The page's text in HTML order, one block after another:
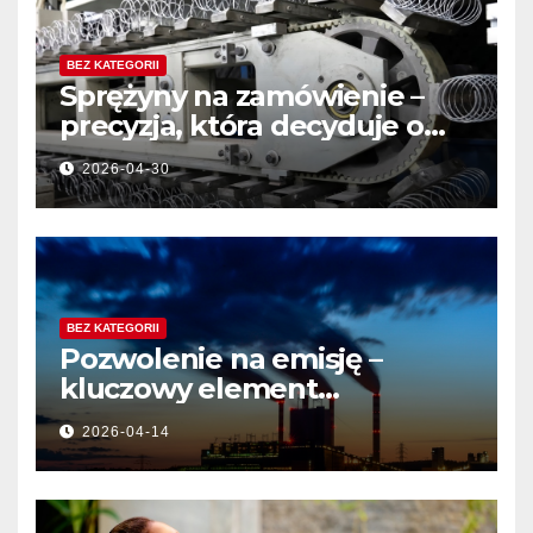
BEZ KATEGORII
Sprężyny na zamówienie –
precyzja, która decyduje o
jakości produktu
2026-04-30
BEZ KATEGORII
Pozwolenie na emisję –
kluczowy element
działalności przemysłowej
2026-04-14